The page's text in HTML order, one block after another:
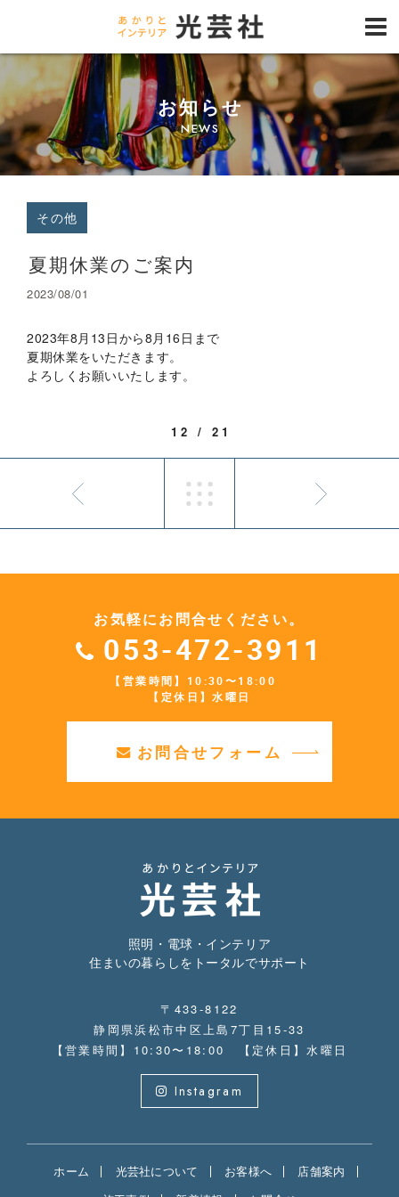
お知らせ
NEWS
その他
夏期休業のご案内
2023/08/01
2023年8月13日から8月16日まで
夏期休業をいただきます。
よろしくお願いいたします。
12 / 21
お気軽にお問合せください。
053-472-3911
【営業時間】10:30〜18:00
【定休日】水曜日
お問合せフォーム
照明・電球・インテリア
住まいの暮らしをトータルでサポート
〒433-8122
静岡県浜松市中区上島7丁目15-33
【営業時間】10:30〜18:00 【定休日】水曜日
Instagram
ホーム 光芸社について お客様へ
店舗案内